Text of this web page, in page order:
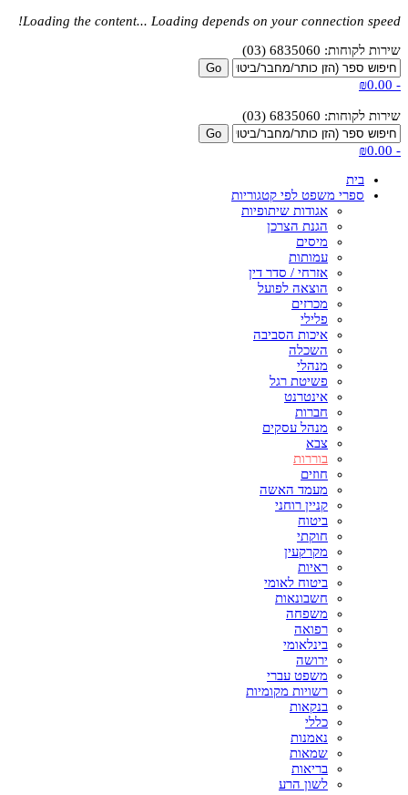
Loading the content... Loading depends on your connection speed!
שירות לקוחות: 6835060 (03)
-
₪0.00
שירות לקוחות: 6835060 (03)
-
₪0.00
בית
ספרי משפט לפי קטגוריות
אגודות שיתופיות
הגנת הצרכן
מיסים
עמותות
אזרחי / סדר דין
הוצאה לפועל
מכרזים
פלילי
איכות הסביבה
השכלה
מנהלי
פשיטת רגל
אינטרנט
חברות
מנהל עסקים
צבא
בוררות
חוזים
מעמד האשה
קניין רוחני
ביטוח
חוקתי
מקרקעין
ראיות
ביטוח לאומי
חשבונאות
משפחה
רפואה
בינלאומי
ירושה
משפט עברי
רשויות מקומיות
בנקאות
כללי
נאמנות
שמאות
בריאות
לשון הרע